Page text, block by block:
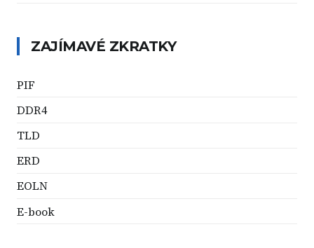
ZAJÍMAVÉ ZKRATKY
PIF
DDR4
TLD
ERD
EOLN
E-book